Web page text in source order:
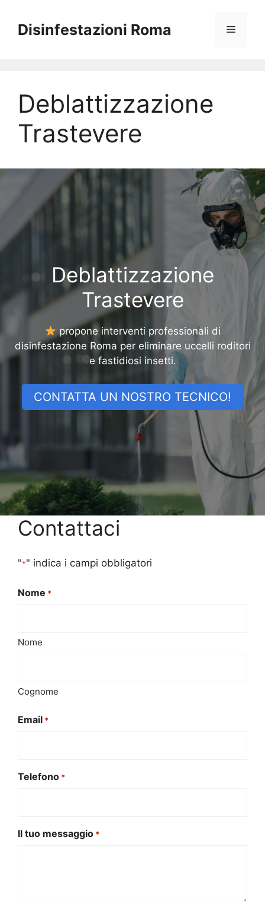
contenuto
Disinfestazioni Roma Menu
Deblattizzazione
Trastevere
Deblattizzazione
Trastevere
propone interventi professionali di
disinfestazione Roma per eliminare uccelli roditori
e fastidiosi insetti.
CONTATTA UN NOSTRO TECNICO!
Contattaci
"*" indica i campi obbligatori
Nome *
Nome
Cognome
Email *
Telefono *
Il tuo messaggio *